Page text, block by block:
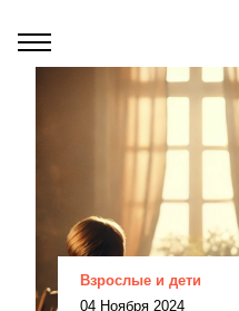
Взрослые и дети
04 Ноября 2024